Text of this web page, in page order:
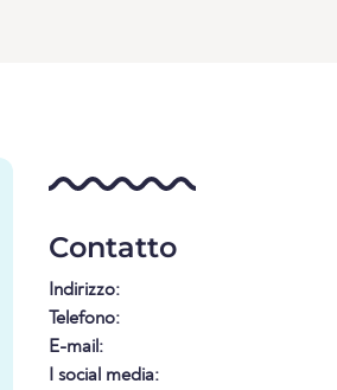
Contatto
Indirizzo:
Telefono:
E-mail:
I social media: